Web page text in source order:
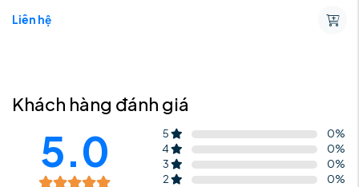
Liên hệ
Khách hàng đánh giá
5.0 5 0%
4
0%
3
0%
2
0%